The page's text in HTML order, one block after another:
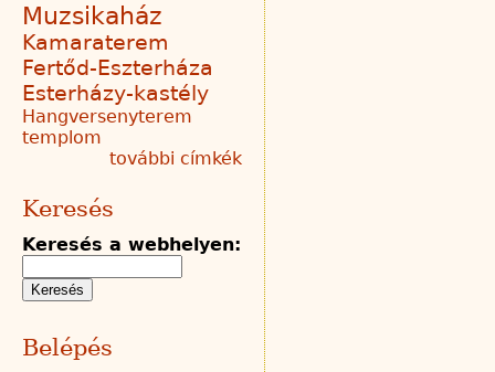
Muzsikaház
Kamaraterem
Fertőd-Eszterháza
Esterházy-kastély
Hangversenyterem
templom
további címkék
Keresés
Keresés a webhelyen:
Belépés